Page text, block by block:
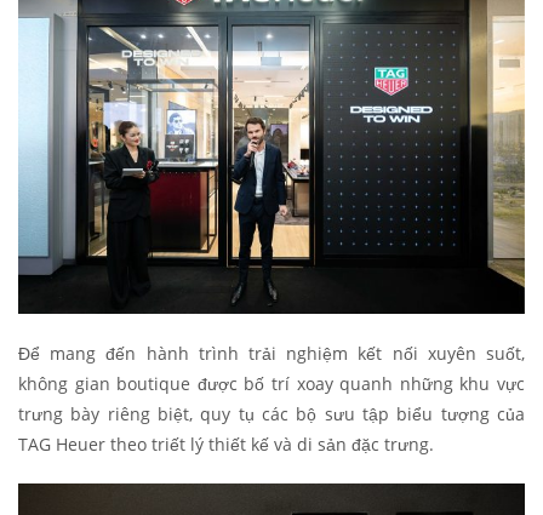
Để mang đến hành trình trải nghiệm kết nối xuyên suốt,
không gian boutique được bố trí xoay quanh những khu vực
trưng bày riêng biệt, quy tụ các bộ sưu tập biểu tượng của
TAG Heuer theo triết lý thiết kế và di sản đặc trưng.